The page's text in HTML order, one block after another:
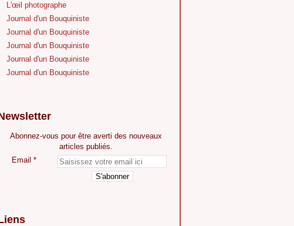
L'œil photographe
Journal d'un Bouquiniste
Journal d'un Bouquiniste
Journal d'un Bouquiniste
Journal d'un Bouquiniste
Journal d'un Bouquiniste
Abonnez-vous pour être averti des nouveaux
articles publiés.
Email